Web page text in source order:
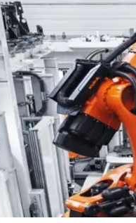
BRAZO ROBÓTICO